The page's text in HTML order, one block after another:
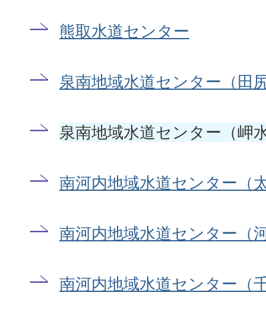
熊取水道センター
泉南地域水道センター（田
泉南地域水道センター（岬
南河内地域水道センター（
南河内地域水道センター（
南河内地域水道センター（